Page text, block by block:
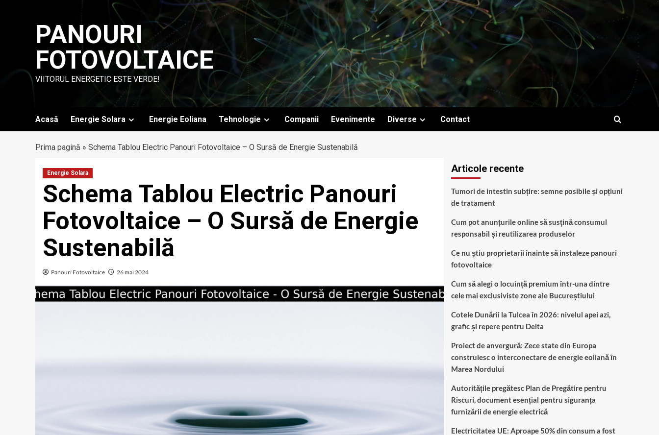
PANOURI
FOTOVOLTAICE
VIITORUL ENERGETIC ESTE VERDE!
Acasă Energie Solara Energie Eoliana Tehnologie Companii Evenimente Diverse Contact
Prima pagină » Schema Tablou Electric Panouri Fotovoltaice – O Sursă de Energie Sustenabilă
Energie Solara
Schema Tablou Electric Panouri
Fotovoltaice – O Sursă de Energie
Sustenabilă
Panouri Fotovoltaice 26 mai 2024
Articole recente
Tumori de intestin subțire: semne posibile și opțiuni
de tratament
Cum pot anunțurile online să susțină consumul
responsabil și reutilizarea produselor
Ce nu știu proprietarii înainte să instaleze panouri
fotovoltaice
Cum să alegi o locuință premium într-una dintre
cele mai exclusiviste zone ale Bucureștiului
Cotele Dunării la Tulcea în 2026: nivelul apei azi,
grafic și repere pentru Delta
Proiect de anvergură: Zece state din Europa
construiesc o interconectare de energie eoliană în
Marea Nordului
Autoritățile pregătesc Plan de Pregătire pentru
Riscuri, document esențial pentru siguranța
furnizării de energie electrică
Electricitatea UE: Aproape 50% din consum a fost